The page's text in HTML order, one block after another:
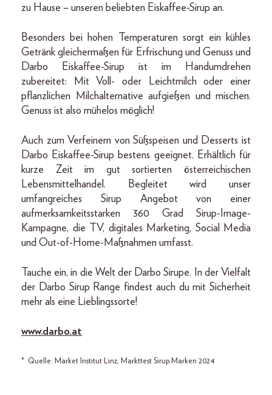
zu Hause – unseren beliebten Eiskaffee-Sirup an.
Besonders bei hohen Temperaturen sorgt ein kühles
Getränk gleichermaßen für Erfrischung und Genuss und
Darbo Eiskaffee-Sirup ist im Handumdrehen
zubereitet: Mit Voll- oder Leichtmilch oder einer
pflanzlichen Milchalternative aufgießen und mischen.
Genuss ist also mühelos möglich!
Auch zum Verfeinern von Süßspeisen und Desserts ist
Darbo Eiskaffee-Sirup bestens geeignet. Erhältlich für
kurze Zeit im gut sortierten österreichischen
Lebensmittelhandel. Begleitet wird unser
umfangreiches Sirup Angebot von einer
aufmerksamkeitsstarken 360 Grad Sirup-Image-
Kampagne, die TV, digitales Marketing, Social Media
und Out-of-Home-Maßnahmen umfasst.
Tauche ein, in die Welt der Darbo Sirupe. In der Vielfalt
der Darbo Sirup Range findest auch du mit Sicherheit
mehr als eine Lieblingssorte!
www.darbo.at
* Quelle: Market Institut Linz, Markttest Sirup Marken 2024